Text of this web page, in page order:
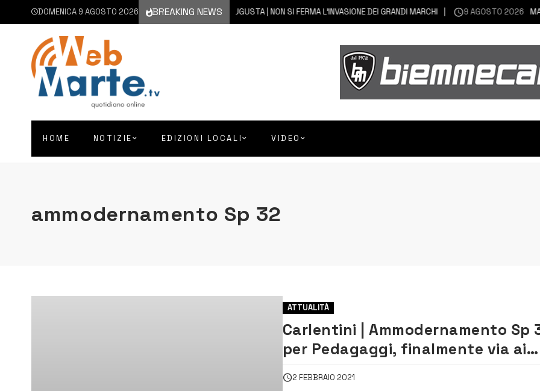
DOMENICA 9 AGOSTO 2026 BREAKING NEWS
9 AGOSTO 2026 AUGUSTA | NON SI FERMA L’INVASIONE DEI GRANDI MARCHI 9 AGOSTO 2026
HOME NOTIZIE EDIZIONI LOCALI VIDEO
ammodernamento Sp 32
ATTUALITÀ
Carlentini | Ammodernamento Sp
per Pedagaggi, finalmente via ai
lavori
2 FEBBRAIO 2021